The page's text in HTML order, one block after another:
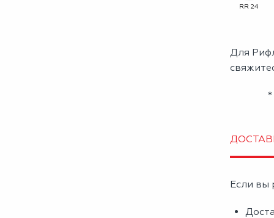
RR 24
Для
*
Если вы